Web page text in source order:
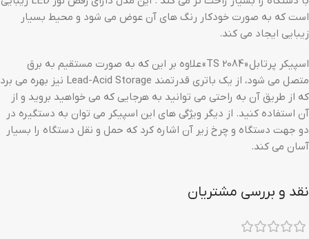
است که به صورت خودکار رنگ های آن عوض می شود و محیط بسیار
زیبایی ایجاد می کند.
اسپیکر پرتابل «TS 2084» علاوه بر این که به صورت مستقیم به برق
متصل می شود، از یک باتری قدرتمند Lead-Acid Storage نیز بهره می برد
که از طریق آن به راحتی می توانید به هرجایی که می خواهید بروید و از
آن استفاده کنید. از دیگر ویژگی های این اسپیکر می توان به دستگیره در
دو جهت دستگاه و چرخ زیر آن اشاره کرد که حمل و نقل دستگاه را بسیار
آسان می کند.
نقد و بررسی مشتریان